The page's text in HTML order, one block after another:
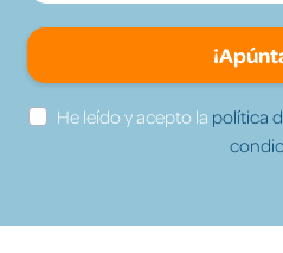
He leído y acepto la política